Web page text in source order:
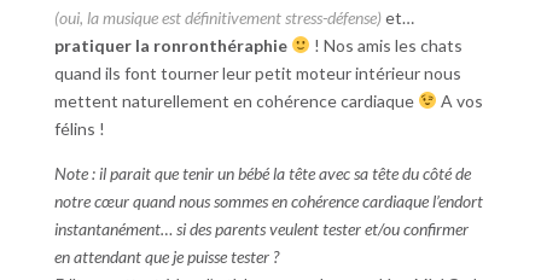
(oui, la musique est définitivement stress-défense)et…
pratiquer la ronronthéraphie
! Nos amis les chats
quand ils font tourner leur petit moteur intérieur nous
mettent naturellement en cohérence cardiaque
A vos
félins !
Note : il parait que tenir un bébé la tête avec sa tête du côté de
notre cœur quand nous sommes en cohérence cardiaque l’endort
instantanément… si des parents veulent tester et/ou confirmer
en attendant que je puisse tester ?